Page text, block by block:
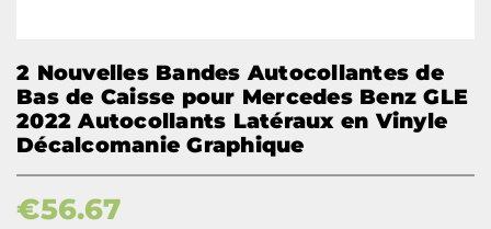
2 Nouvelles Bandes Autocollantes de
Bas de Caisse pour Mercedes Benz GLE
2022 Autocollants Latéraux en Vinyle
Décalcomanie Graphique
€56.67